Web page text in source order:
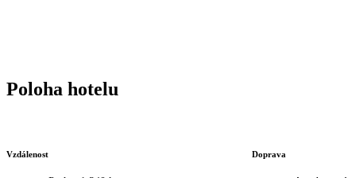
Poloha hotelu
Vzdálenost Doprava